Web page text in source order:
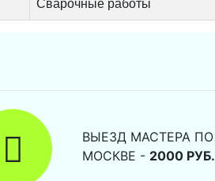
Сварочные работы
ВЫЕЗД МАСТЕРА ПО
МОСКВЕ - 2000 РУБ.